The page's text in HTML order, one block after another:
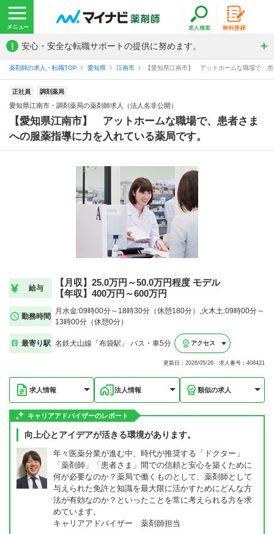
! 安心・安全な転職サポートの提供に努めます。
薬剤師の求人・転職TOP 愛知県 江南市 【愛知県江南市】 アットホームな職場で、
正社員 調剤薬局
愛知県江南市・調剤薬局の薬剤師求人（法人名非公開）
【愛知県江南市】 アットホームな職場で、患者さま
への服薬指導に力を入れている薬局です。
給与
【月収】25.0万円～50.0万円程度 モデル
【年収】400万円～600万円
勤務時間
月水金:09時00分～18時30分（休憩180分）,火木土:09時00分～
13時00分（休憩0分）
最寄り駅 名鉄犬山線「布袋駅」 バス・車5分 アクセス
更新日：2026/05/26 求人番号：408421
求人情報 法人情報 類似の求人
キャリアアドバイザーのレポート
向上心とアイデアが活きる環境があります。
年々医薬分業が進む中、時代が推奨する「ドクター」
「薬剤師」「患者さま」間での信頼と安心を築くために
何が必要なのか？薬局で働くものとして、薬剤師として
与えられた免許と知識を最大限に活かすためにどんな方
法が有効なのか？といったことを常に考えられる方を求
めています。
キャリアアドバイザー 薬剤師担当